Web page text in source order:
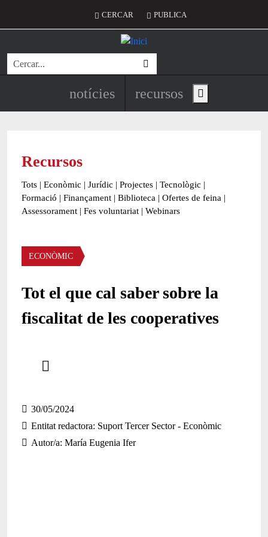
Menú del compte d'usuari
CERCAR PUBLICA
Cerca
Navegació principal de
notícies recursos Show main menu
Recursos
Tots | Econòmic | Jurídic | Projectes | Tecnològic |
Formació | Finançament | Biblioteca | Ofertes de feina |
Assessorament | Fes voluntariat | Webinars
Àmbit
ECONÒMIC
Tot el que cal saber sobre la
fiscalitat de les cooperatives
30/05/2024
Entitat redactora Suport Tercer Sector - Econòmic
Autor/a María Eugenia Ifer